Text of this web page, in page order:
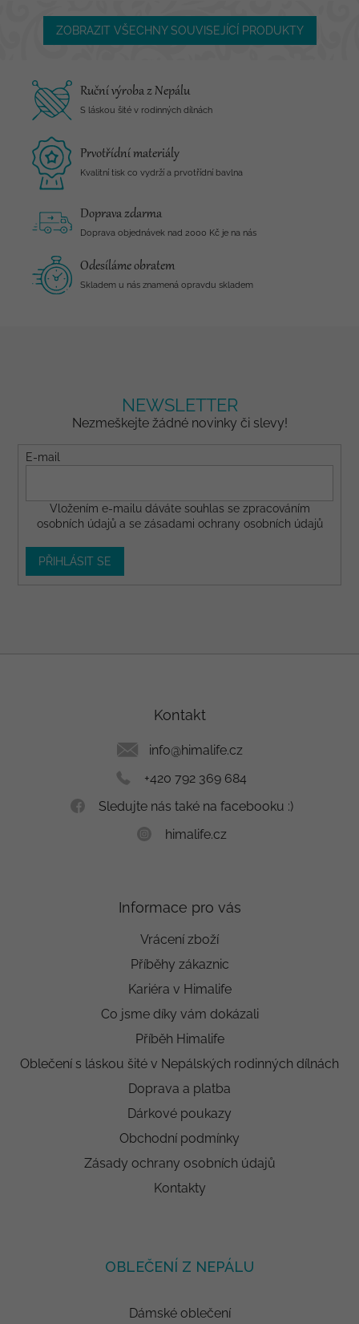
ZOBRAZIT VŠECHNY SOUVISEJÍCÍ PRODUKTY
Ruční výroba z Nepálu
S láskou šité v rodinných dílnách
Prvotřídní materiály
Kvalitní tisk co vydrží a prvotřídní bavlna
Doprava zdarma
Doprava objednávek nad 2000 Kč je na nás
Odesíláme obratem
Skladem u nás znamená opravdu skladem
NEWSLETTER
Nezmeškejte žádné novinky či slevy!
E-mail
Vložením e-mailu dáváte souhlas se zpracováním
osobních údajů a se zásadami ochrany osobních údajů
PŘIHLÁSIT SE
Kontakt
info@himalife.cz
+420 792 369 684
Sledujte nás také na facebooku :)
himalife.cz
Informace pro vás
Vrácení zboží
Příběhy zákaznic
Kariéra v Himalife
Co jsme díky vám dokázali
Příběh Himalife
Oblečení s láskou šité v Nepálských rodinných dílnách
Doprava a platba
Dárkové poukazy
Obchodní podmínky
Zásady ochrany osobních údajů
Kontakty
OBLEČENÍ Z NEPÁLU
Dámské oblečení